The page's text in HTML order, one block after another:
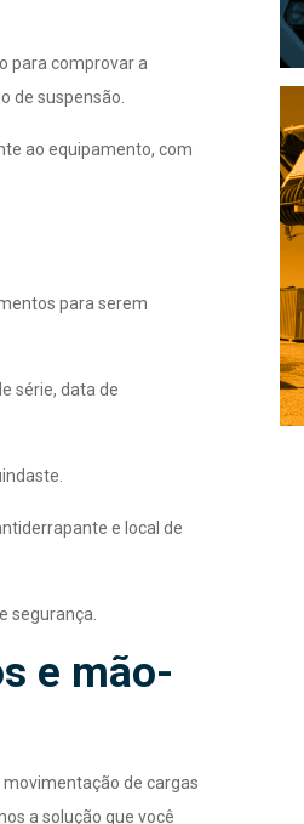
para comprovar a
de suspensão.
ao equipamento, com
para serem
série, data de
e local de
segurança.
e mão-
de cargas
a solução que você